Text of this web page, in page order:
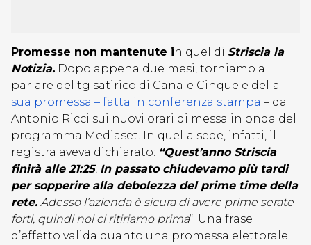
Promesse non mantenute in quel di Striscia la
Notizia. Dopo appena due mesi, torniamo a
parlare del tg satirico di Canale Cinque e della
sua promessa – fatta in conferenza stampa – da
Antonio Ricci sui nuovi orari di messa in onda del
programma Mediaset. In quella sede, infatti, il
registra aveva dichiarato: “Quest’anno Striscia
finirà alle 21:25. In passato chiudevamo più tardi
per sopperire alla debolezza del prime time della
rete. Adesso l’azienda è sicura di avere prime serate
forti, quindi noi ci ritiriamo prima“. Una frase
d’effetto valida quanto una promessa elettorale: